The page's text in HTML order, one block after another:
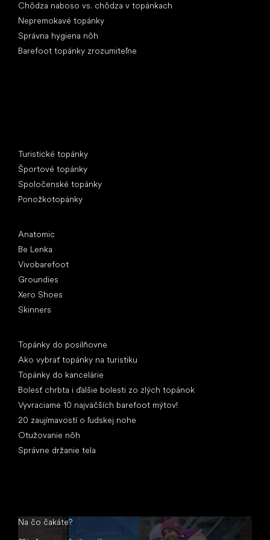
Chôdza naboso vs. chôdza v topánkach
Nepremokavé topánky
Správna hygiena nôh
Barefoot topánky zrozumiteľne
Turistické topánky
Športové topánky
Spoločenské topánky
Ponožkotopánky
Anatomic
Be Lenka
Vivobarefoot
Groundies
Xero Shoes
Skinners
Topánky do posilňovne
Ako vybrať topánky na turistiku
Topánky do kancelárie
Bolesť chrbta i ďalšie bolesti zo zlých topánok
Vyvraciame 10 najväčších barefoot mýtov!
20 zaujímavostí o ľudskej nohe
Otužovanie nôh
Správne držanie tela
Na čo čakáte?